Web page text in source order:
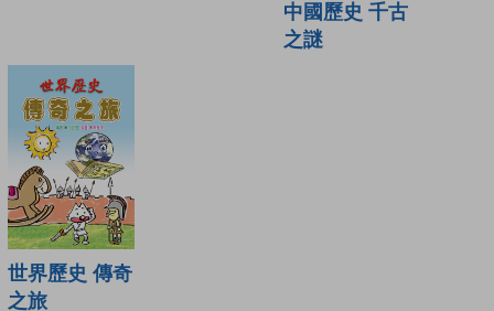
中國歷史 千古
之謎
世界歷史 傳奇
之旅